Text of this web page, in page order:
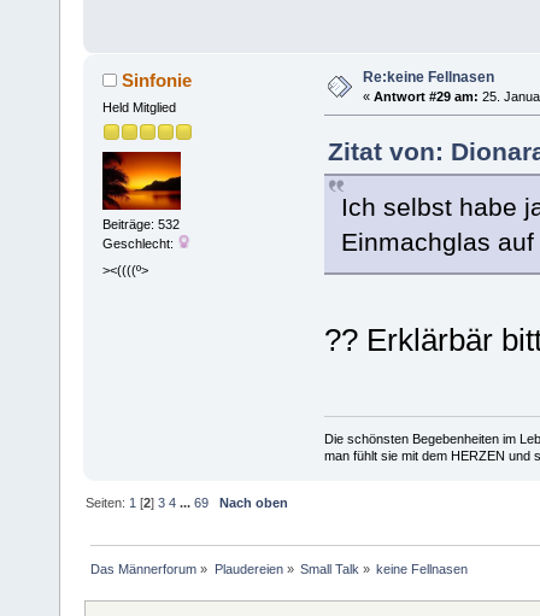
Sinfonie
Held Mitglied
Beiträge: 532
Geschlecht:
><((((º>
Re:keine Fellnasen
« Antwort #29 am: 25.
Zitat von:
Ich selbst habe
Einmachglas
?? Erklärbär
Die schönsten Begebenheiten im
man fühlt sie mit dem HERZEN und
Seiten: 1 [2]3 4 ...69 Nach oben
Das Männerforum » Plaudereien» Small Talk » keine Fellnasen